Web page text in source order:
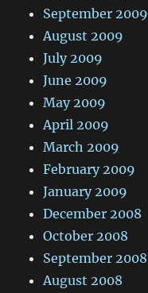
September 2009
August 2009
July 2009
June 2009
May 2009
April 2009
March 2009
February 2009
January 2009
December 2008
October 2008
September 2008
August 2008